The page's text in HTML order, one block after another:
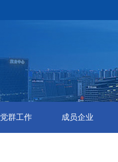
党群工作 成员企业